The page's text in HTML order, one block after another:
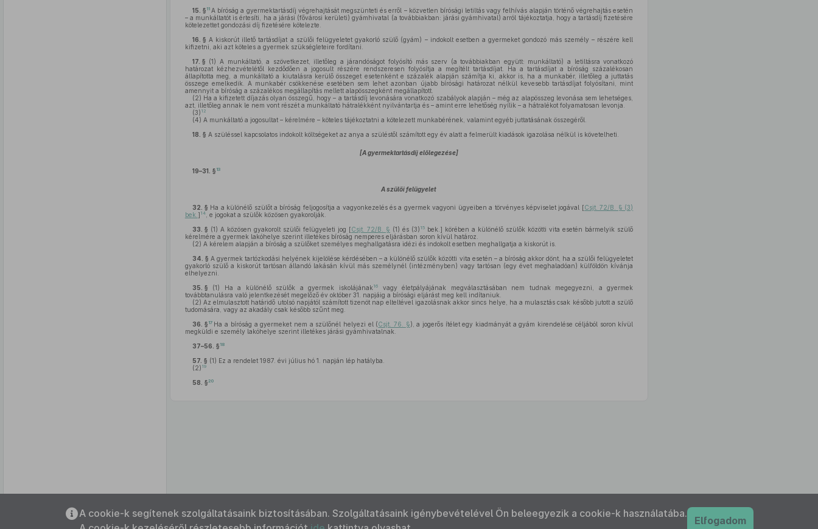
Az oldalmenübe visszatéréshez
ALT + S billentyűket.
15. § 11 A bíróság a gyermektartásdíj végrehajtását megszünteti és erről – közvetlen bírósági letiltás vagy felhívás alapján történő végrehajtás esetén
– a munkáltatót is értesíti, ha a járási (fővárosi kerületi) gyámhivatal (a továbbiakban: járási gyámhivatal) arról tájékoztatja, hogy a tartásdíj fizetésére
kötelezettet gondozási díj fizetésére kötelezte.
16. § A kiskorút illető tartásdíjat a szülői felügyeletet gyakorló szülő (gyám) – indokolt esetben a gyermeket gondozó más személy – részére kell
kifizetni, aki azt köteles a gyermek szükségleteire fordítani.
17. § (1) A munkáltató, a szövetkezet, illetőleg a járandóságot folyósító más szerv (a továbbiakban együtt: munkáltató) a letiltásra vonatkozó
határozat kézhezvételétől kezdődően a jogosult részére rendszeresen folyósítja a megítélt tartásdíjat. Ha a tartásdíjat a bíróság százalékosan
állapította meg, a munkáltató a kiutalásra kerülő összeget esetenként e százalék alapján számítja ki, akkor is, ha a munkabér, illetőleg a juttatás
összege emelkedik. A munkabér csökkenése esetében sem lehet azonban újabb bírósági határozat nélkül kevesebb tartásdíjat folyósítani, mint
amennyit a bíróság a százalékos megállapítás mellett alapösszegként megállapított.
(2) Ha a kifizetett díjazás olyan összegű, hogy – a tartásdíj levonására vonatkozó szabályok alapján – még az alapösszeg levonása sem lehetséges,
azt, illetőleg annak le nem vont részét a munkáltató hátralékként nyilvántartja és – amint erre lehetőség nyílik – a hátralékot folyamatosan levonja.
(3) 12
(4) A munkáltató a jogosultat – kérelmére – köteles tájékoztatni a kötelezett munkabérének, valamint egyéb juttatásának összegéről.
18. § A szüléssel kapcsolatos indokolt költségeket az anya a szüléstől számított egy év alatt a felmerült kiadások igazolása nélkül is követelheti.
[A gyermektartásdíj előlegezése]
19–31. § 13
A szülői felügyelet
32. § Ha a különélő szülőt a bíróság feljogosítja a vagyonkezelés és a gyermek vagyoni ügyeiben a törvényes képviselet jogával [Csjt. 72/B. § (3)
bek. ] 14, e jogokat a szülők közösen gyakorolják.
33. § (1) A közösen gyakorolt szülői felügyeleti jog [Csjt. 72/B. § (1) és (3) 15 bek.] körében a különélő szülők közötti vita esetén bármelyik szülő
kérelmére a gyermek lakóhelye szerint illetékes bíróság nemperes eljárásban soron kívül határoz.
(2) A kérelem alapján a bíróság a szülőket személyes meghallgatásra idézi és indokolt esetben meghallgatja a kiskorút is.
34. § A gyermek tartózkodási helyének kijelölése kérdésében – a különélő szülők közötti vita esetén – a bíróság akkor dönt, ha a szülői felügyeletet
gyakorló szülő a kiskorút tartósan állandó lakásán kívül más személynél (intézményben) vagy tartósan (egy évet meghaladóan) külföldön kívánja
elhelyezni.
35. § (1) Ha a különélő szülők a gyermek iskolájának 16
vagy életpályájának megválasztásában nem tudnak megegyezni, a gyermek
továbbtanulásra való jelentkezését megelőző év október 31. napjáig a bírósági eljárást meg kell indítaniuk.
(2) Az elmulasztott határidő utolsó napjától számított tizenöt nap elteltével igazolásnak akkor sincs helye, ha a mulasztás csak később jutott a szülő
tudomására, vagy az akadály csak később szűnt meg.
36. § 17 Ha a bíróság a gyermeket nem a szülőnél helyezi el (Csjt. 76. §), a jogerős ítélet egy kiadmányát a gyám kirendelése céljából soron kívül
megküldi e személy lakóhelye szerint illetékes járási gyámhivatalnak.
37–56. § 18
57. § (1) Ez a rendelet 1987. évi július hó 1. napján lép hatályba.
(2) 19
58. §20
A cookie-k segítenek szolgáltatásaink biztosításában. Szolgáltatásaink igénybevételével Ön beleegyezik a cookie-k használatába.
Elfogadom